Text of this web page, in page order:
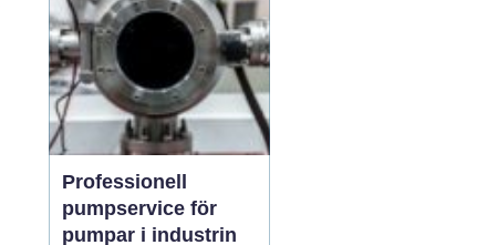
Professionell
pumpservice för
pumpar i industrin